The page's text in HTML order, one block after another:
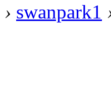
› swanpark1